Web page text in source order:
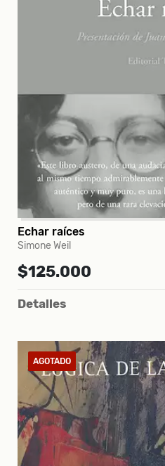
Echar raíces
Simone Weil
$125.000
Detalles
AGOTADO